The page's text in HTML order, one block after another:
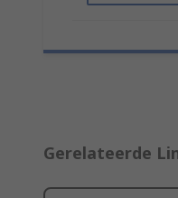
Gerelateerde